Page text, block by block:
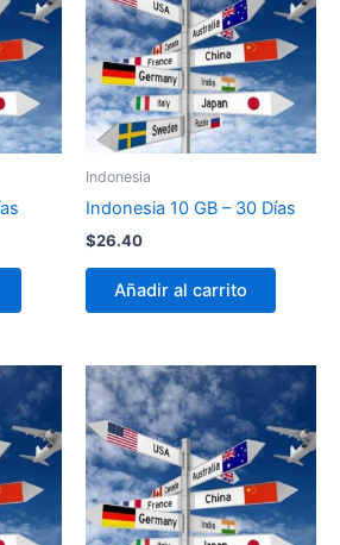
Indonesia
Indonesia 10 GB – 30 Días
$26.40
Añadir al carrito